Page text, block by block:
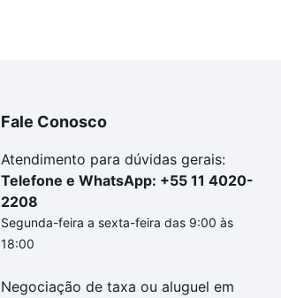
Fale Conosco
Atendimento para dúvidas gerais:
Telefone e WhatsApp: +55 11 4020-
2208
Segunda-feira a sexta-feira das 9:00 às
18:00
Negociação de taxa ou aluguel em